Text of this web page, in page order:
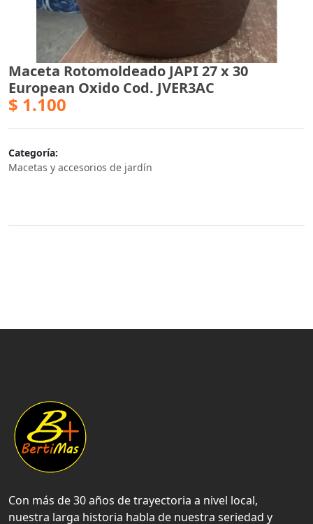
Maceta Rotomoldeado JAPI 27 x 30
European Oxido Cod. JVER3AC
$ 1.100
Categoría:
Macetas y accesorios de jardín
Con más de 30 años de trayectoria a nivel local,
nuestra larga historia habla de nuestra seriedad y